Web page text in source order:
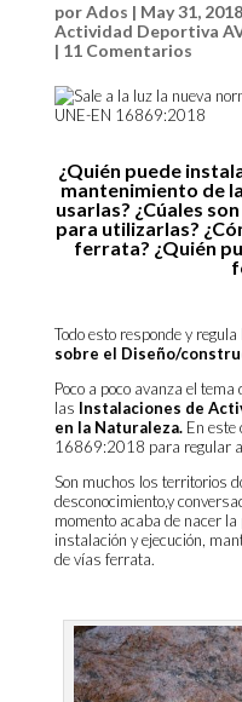
porAdos | May 31, 2018
Actividad Deportiva
| 11 Comentarios
¿Quién puede instal
mantenimiento de
usarlas? ¿Cúales
para utilizarlas?
ferrata? ¿Quién
Todo esto responde y regula
sobre el Diseño/
Poco a poco avanza el
las Instalaciones de
en la Naturaleza.En este
16869:2018 para regular
Son muchos los territorios
desconocimiento,y
momento acaba de nacer
instalación y ejecución,
de vías ferrata.